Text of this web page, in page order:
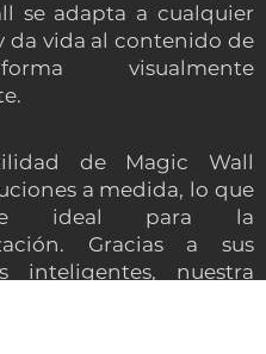
se adapta a cualquier
da vida al contenido de
visualmente
de Magic Wall
a medida, lo que
ideal para la
Gracias a sus
inteligentes, nuestra